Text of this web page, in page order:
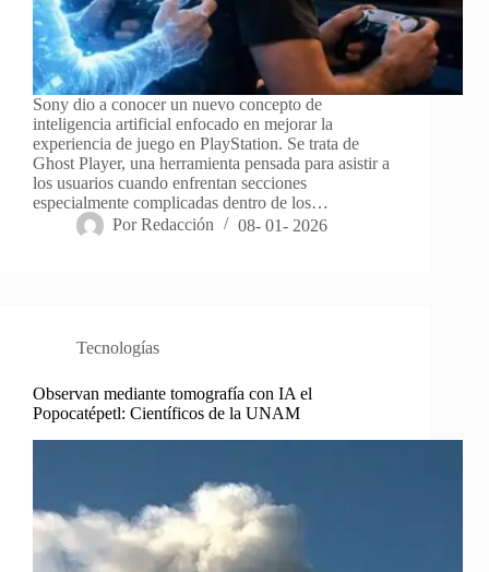
Sony dio a conocer un nuevo concepto de
inteligencia artificial enfocado en mejorar la
experiencia de juego en PlayStation. Se trata de
Ghost Player, una herramienta pensada para asistir a
los usuarios cuando enfrentan secciones
especialmente complicadas dentro de los…
Por Redacción 08- 01- 2026
Tecnologías
Observan mediante tomografía con IA el
Popocatépetl: Científicos de la UNAM